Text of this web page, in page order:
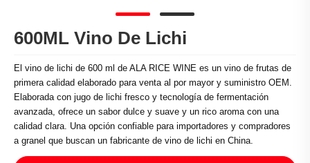
600ML Vino De Lichi
El vino de lichi de 600 ml de ALA RICE WINE es un vino de frutas de
primera calidad elaborado para venta al por mayor y suministro OEM.
Elaborada con jugo de lichi fresco y tecnología de fermentación
avanzada, ofrece un sabor dulce y suave y un rico aroma con una
calidad clara. Una opción confiable para importadores y compradores
a granel que buscan un fabricante de vino de lichi en China.